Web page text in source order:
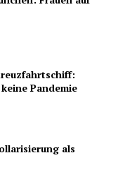
Pandemie
als